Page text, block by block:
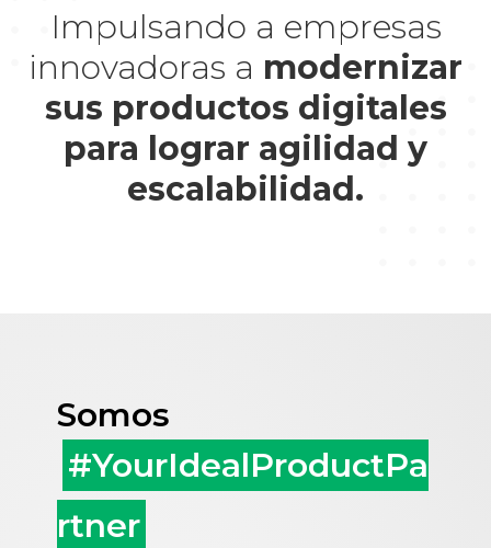
Impulsando a empresas
innovadoras a modernizar
sus productos digitales
para lograr agilidad y
escalabilidad.
Somos
#YourIdealProductPa
rtner